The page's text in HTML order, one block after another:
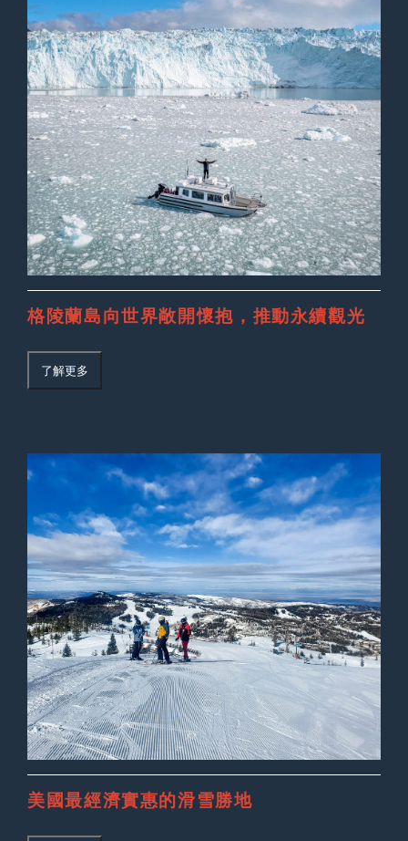
格陵蘭島向世界敞開懷抱，推動永續觀光
了解更多
美國最經濟實惠的滑雪勝地